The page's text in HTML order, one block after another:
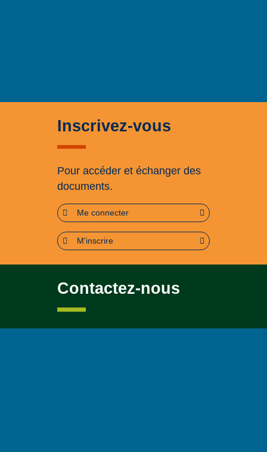
Inscrivez-vous
Pour accéder et échanger des
documents.
Me connecter
M'inscrire
Contactez-nous